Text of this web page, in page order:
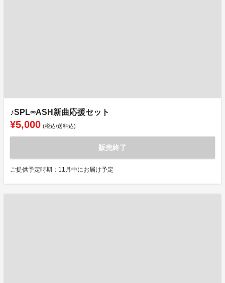
♪SPL∞ASH新曲応援セット
¥5,000 (税込/送料込)
販売終了
ご提供予定時期：11月中にお届け予定